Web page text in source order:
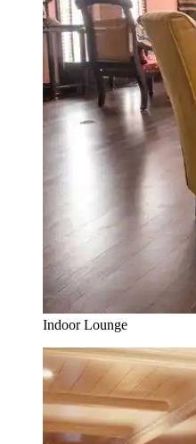
Indoor Lounge